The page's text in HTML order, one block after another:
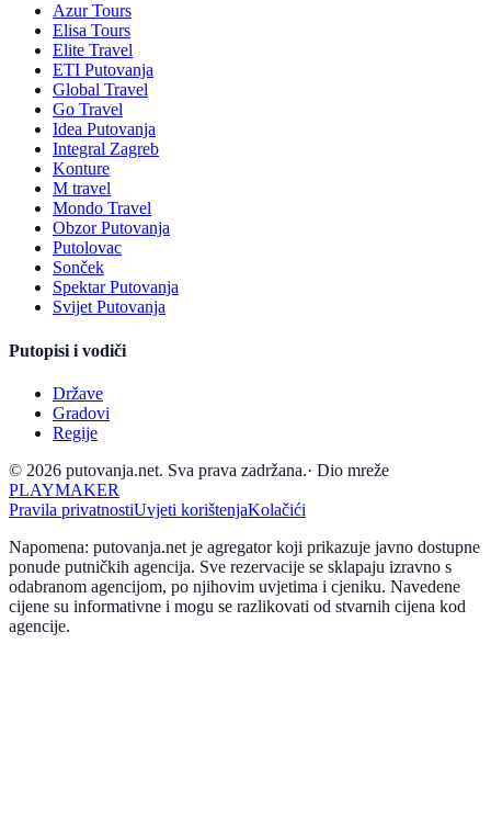
Azur Tours
Elisa Tours
Elite Travel
ETI Putovanja
Global Travel
Go Travel
Idea Putovanja
Integral Zagreb
Konture
M travel
Mondo Travel
Obzor Putovanja
Putolovac
Sonček
Spektar Putovanja
Svijet Putovanja
Putopisi i vodiči
Države
Gradovi
Regije
© 2026 putovanja.net. Sva prava zadržana.· Dio mreže
PLAYMAKER
Pravila privatnostiUvjeti korištenjaKolačići
Napomena: putovanja.net je agregator koji prikazuje javno dostupne
ponude putničkih agencija. Sve rezervacije se sklapaju izravno s
odabranom agencijom, po njihovim uvjetima i cjeniku. Navedene
cijene su informativne i mogu se razlikovati od stvarnih cijena kod
agencije.